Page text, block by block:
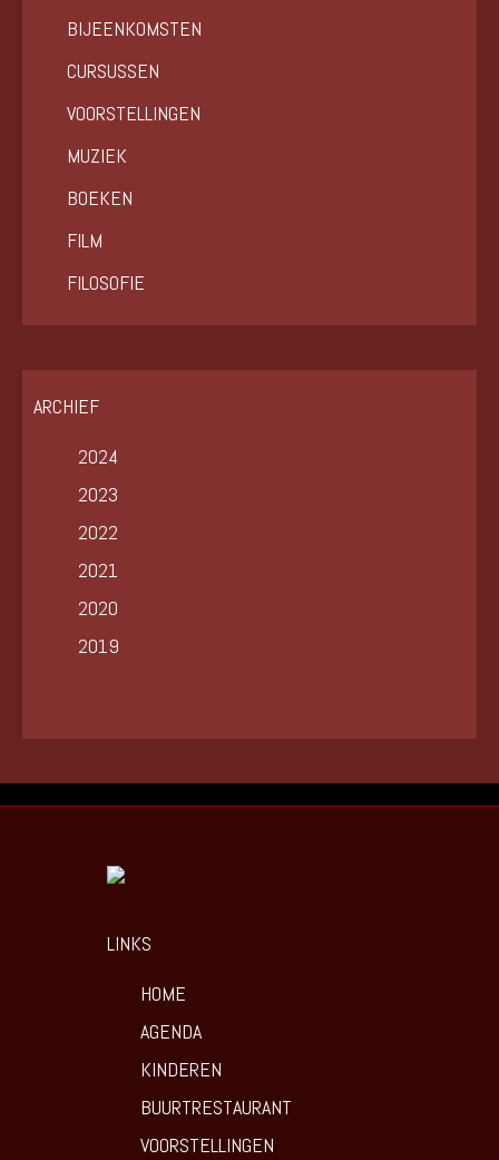
BIJEENKOMSTEN
CURSUSSEN
VOORSTELLINGEN
MUZIEK
BOEKEN
FILM
FILOSOFIE
ARCHIEF
2024
2023
2022
2021
2020
2019
LINKS
HOME
AGENDA
KINDEREN
BUURTRESTAURANT
VOORSTELLINGEN